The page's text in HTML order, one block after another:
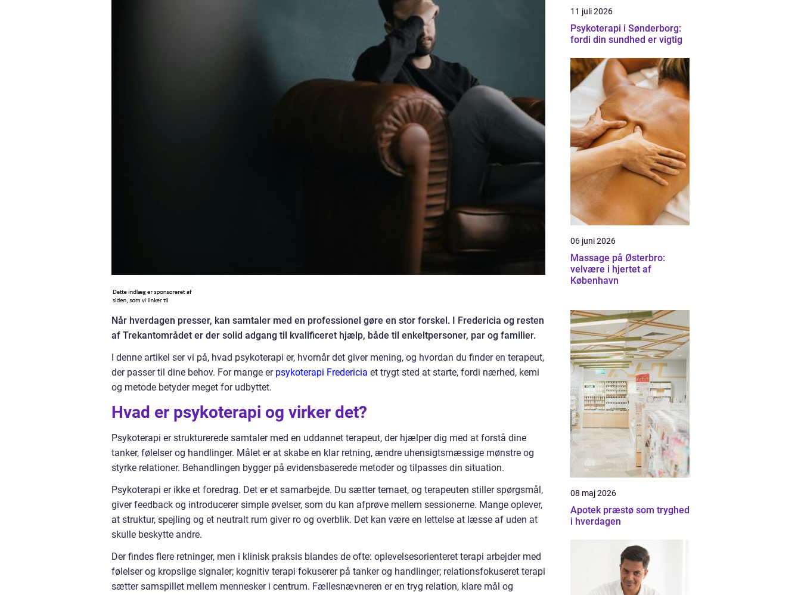
Når hverdagen presser, kan samtaler med en professionel gøre en stor forskel. I Fredericia og resten
af Trekantområdet er der solid adgang til kvalificeret hjælp, både til enkeltpersoner, par og familier.
I denne artikel ser vi på, hvad psykoterapi er, hvornår det giver mening, og hvordan du finder en terapeut,
der passer til dine behov. For mange er psykoterapi Fredericia et trygt sted at starte, fordi nærhed, kemi
og metode betyder meget for udbyttet.
Hvad er psykoterapi og virker det?
Psykoterapi er strukturerede samtaler med en uddannet terapeut, der hjælper dig med at forstå dine
tanker, følelser og handlinger. Målet er at skabe en klar retning, ændre uhensigtsmæssige mønstre og
styrke relationer. Behandlingen bygger på evidensbaserede metoder og tilpasses din situation.
Psykoterapi er ikke et foredrag. Det er et samarbejde. Du sætter temaet, og terapeuten stiller spørgsmål,
giver feedback og introducerer simple øvelser, som du kan afprøve mellem sessionerne. Mange oplever,
at struktur, spejling og et neutralt rum giver ro og overblik. Det kan være en lettelse at læsse af uden at
skulle beskytte andre.
Der findes flere retninger, men i klinisk praksis blandes de ofte: oplevelsesorienteret terapi arbejder med
følelser og kropslige signaler; kognitiv terapi fokuserer på tanker og handlinger; relationsfokuseret terapi
sætter samspillet mellem mennesker i centrum. Fællesnævneren er en tryg relation, klare mål og
11 juli 2026
Psykoterapi i Sønderborg:
fordi din sundhed er vigtig
06 juni 2026
Massage på Østerbro:
velvære i hjertet af
København
08 maj 2026
Apotek præstø som tryghed
i hverdagen